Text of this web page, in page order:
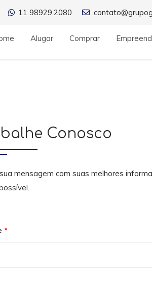
11 98929.2080
Alugar Comprar
Conosco
mensagem com suas melhores
*